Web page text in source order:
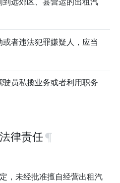
或者违法犯罪嫌疑人，应当
驶员私揽业务或者利用职务
律责任
，未经批准擅自经营出租汽